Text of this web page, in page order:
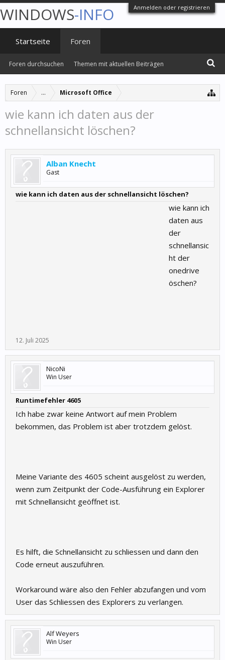
Anmelden oder registrieren
Foren ... Microsoft Office
wie kann ich daten aus der
schnellansicht löschen?
Alban Knecht
Gast
wie kann ich daten aus der schnellansicht löschen?
wie kann ich
daten aus
der
schnellansic
ht der
onedrive
öschen?
12. Juli 2025
NicoNi
Win User
Runtimefehler 4605
Ich habe zwar keine Antwort auf mein Problem
bekommen, das Problem ist aber trotzdem gelöst.
Meine Variante des 4605 scheint ausgelöst zu werden,
wenn zum Zeitpunkt der Code-Ausführung ein Explorer
mit Schnellansicht geöffnet ist.
Es hilft, die Schnellansicht zu schliessen und dann den
Code erneut auszuführen.
Workaround wäre also den Fehler abzufangen und vom
User das Schliessen des Explorers zu verlangen.
Alf Weyers
Win User
WINDOWS-INFO
Startseite Foren
Foren durchsuchen Themen mit aktuellen Beiträgen